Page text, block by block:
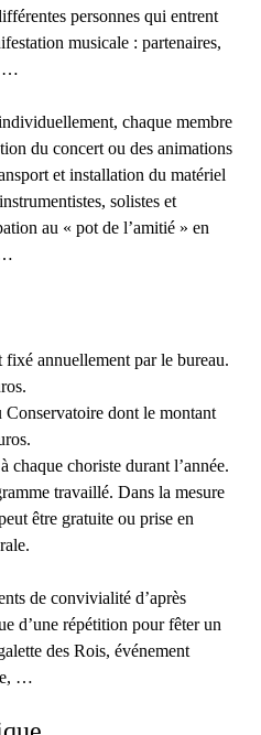
personnes qui entrent
musicale : partenaires,
…
chaque membre
du concert ou des animations
et installation du matériel
solistes et
au « pot de l’amitié » en
annuellement par le bureau.
Conservatoire dont le montant
chaque choriste durant l’année.
travaillé. Dans la mesure
être gratuite ou prise en
de convivialité d’après
d’une répétition pour fêter un
des Rois, événement
…